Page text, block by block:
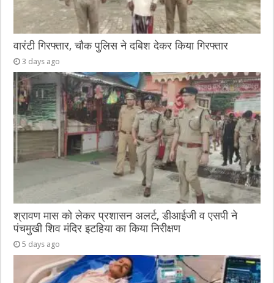
वारंटी गिरफ्तार, चौक पुलिस ने दबिश देकर किया गिरफ्तार
3 days ago
श्रावण मास को लेकर प्रशासन अलर्ट, डीआईजी व एसपी ने
पंचमुखी शिव मंदिर इटहिया का किया निरीक्षण
5 days ago